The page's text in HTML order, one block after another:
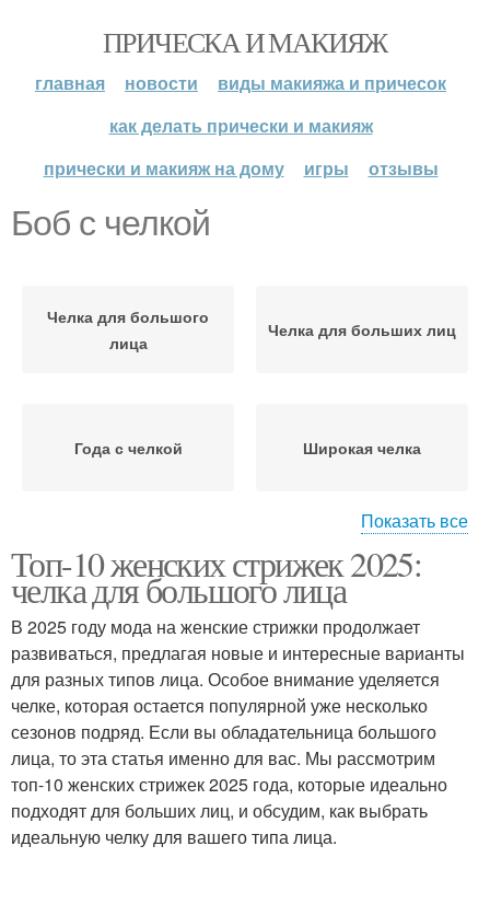
ПРИЧЕСКА И МАКИЯЖ
главная новости
виды макияжа и причесок
как делать прически и макияж
прически и макияж на дому
игры отзывы
Боб с челкой
Челка для большого
лица
Челка для больших лиц
Года с челкой Широкая челка
Челка с длинными
волосами
Пикси с челкой
Стрижка с челкой
Стрижка с широкой
челкой
Челка для женщин Стрижки с челкой
Показать все
Топ-10 женских стрижек 2025:
челка для большого лица
В 2025 году мода на женские стрижки продолжает
развиваться, предлагая новые и интересные варианты
для разных типов лица. Особое внимание уделяется
челке, которая остается популярной уже несколько
сезонов подряд. Если вы обладательница большого
лица, то эта статья именно для вас. Мы рассмотрим
топ-10 женских стрижек 2025 года, которые идеально
подходят для больших лиц, и обсудим, как выбрать
идеальную челку для вашего типа лица.